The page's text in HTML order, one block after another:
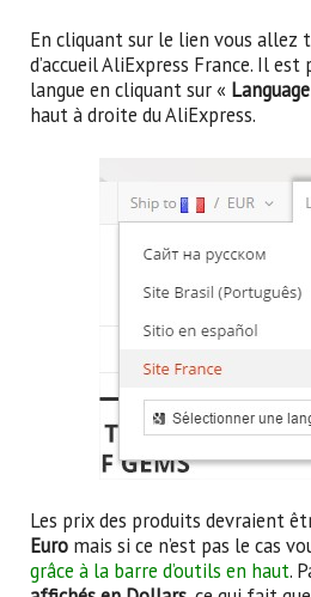
En cliquant sur le lien vous allez
d’accueil AliExpress France. Il
langue en cliquant sur « Language
haut à droite du AliExpress.
Les prix des produits devraient
Euro mais si ce n’est pas le cas
grâce à la barre d’outils en haut.